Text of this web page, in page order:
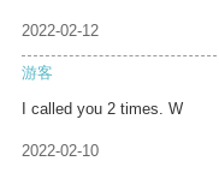
2022-02-12
游客
I called you 2 times. W
2022-02-10